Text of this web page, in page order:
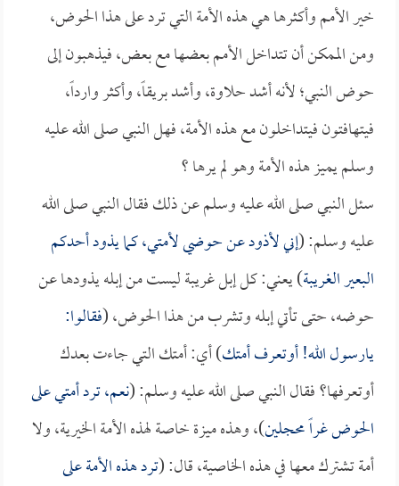
خير الأمم وأكثرها هي هذه الأمة التي ترد على هذا الحوض،
ومن الممكن أن تتداخل الأمم بعضها مع بعض، فيذهبون إلى
حوض النبي؛ لأنه أشد حلاوة، وأشد بريقاً، وأكثر وارداً،
فيتهافتون فيتداخلون مع هذه الأمة، فهل النبي صلى الله عليه
وسلم يميز هذه الأمة وهو لم يرها ؟
سئل النبي صلى الله عليه وسلم عن ذلك فقال النبي صلى الله
عليه وسلم: (إني لأذود عن حوضي لأمتي، كما يذود أحدكم
البعير الغريبة) يعني: كل إبل غريبة ليست من إبله يذودها عن
حوضه، حتى تأتي إبله وتشرب من هذا الحوض، (فقالوا:
يارسول الله! أوتعرف أمتك) أي: أمتك التي جاءت بعدك
أوتعرفها؟ فقال النبي صلى الله عليه وسلم: (نعم، ترد أمتي على
الحوض غراً محجلين)، وهذه ميزة خاصة لهذه الأمة الخيرية، ولا
أمة تشترك معها في هذه الخاصية، قال: (ترد هذه الأمة على